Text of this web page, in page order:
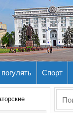
погулять Спорт